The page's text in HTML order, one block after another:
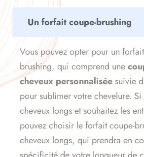
Un forfait coupe-brushing
Vous pouvez opter pour un
brushing, qui comprend une
cheveux personnalisée suivie
pour sublimer votre chevelure. Si
cheveux longs et souhaitez les
pouvez choisir le forfait coupe-
cheveux longs, qui prendra en